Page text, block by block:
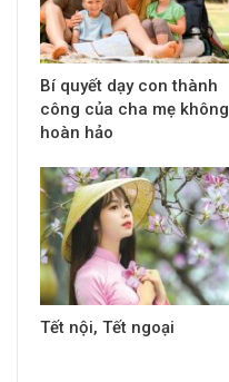
Bí quyết dạy con thành
công của cha mẹ không
hoàn hảo
Tết nội, Tết ngoại